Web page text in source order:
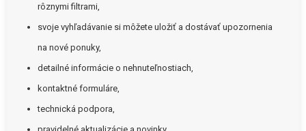
rôznymi filtrami,
svoje vyhľadávanie si môžete uložiť a dostávať upozornenia
na nové ponuky,
detailné informácie o nehnuteľnostiach,
kontaktné formuláre,
technická podpora,